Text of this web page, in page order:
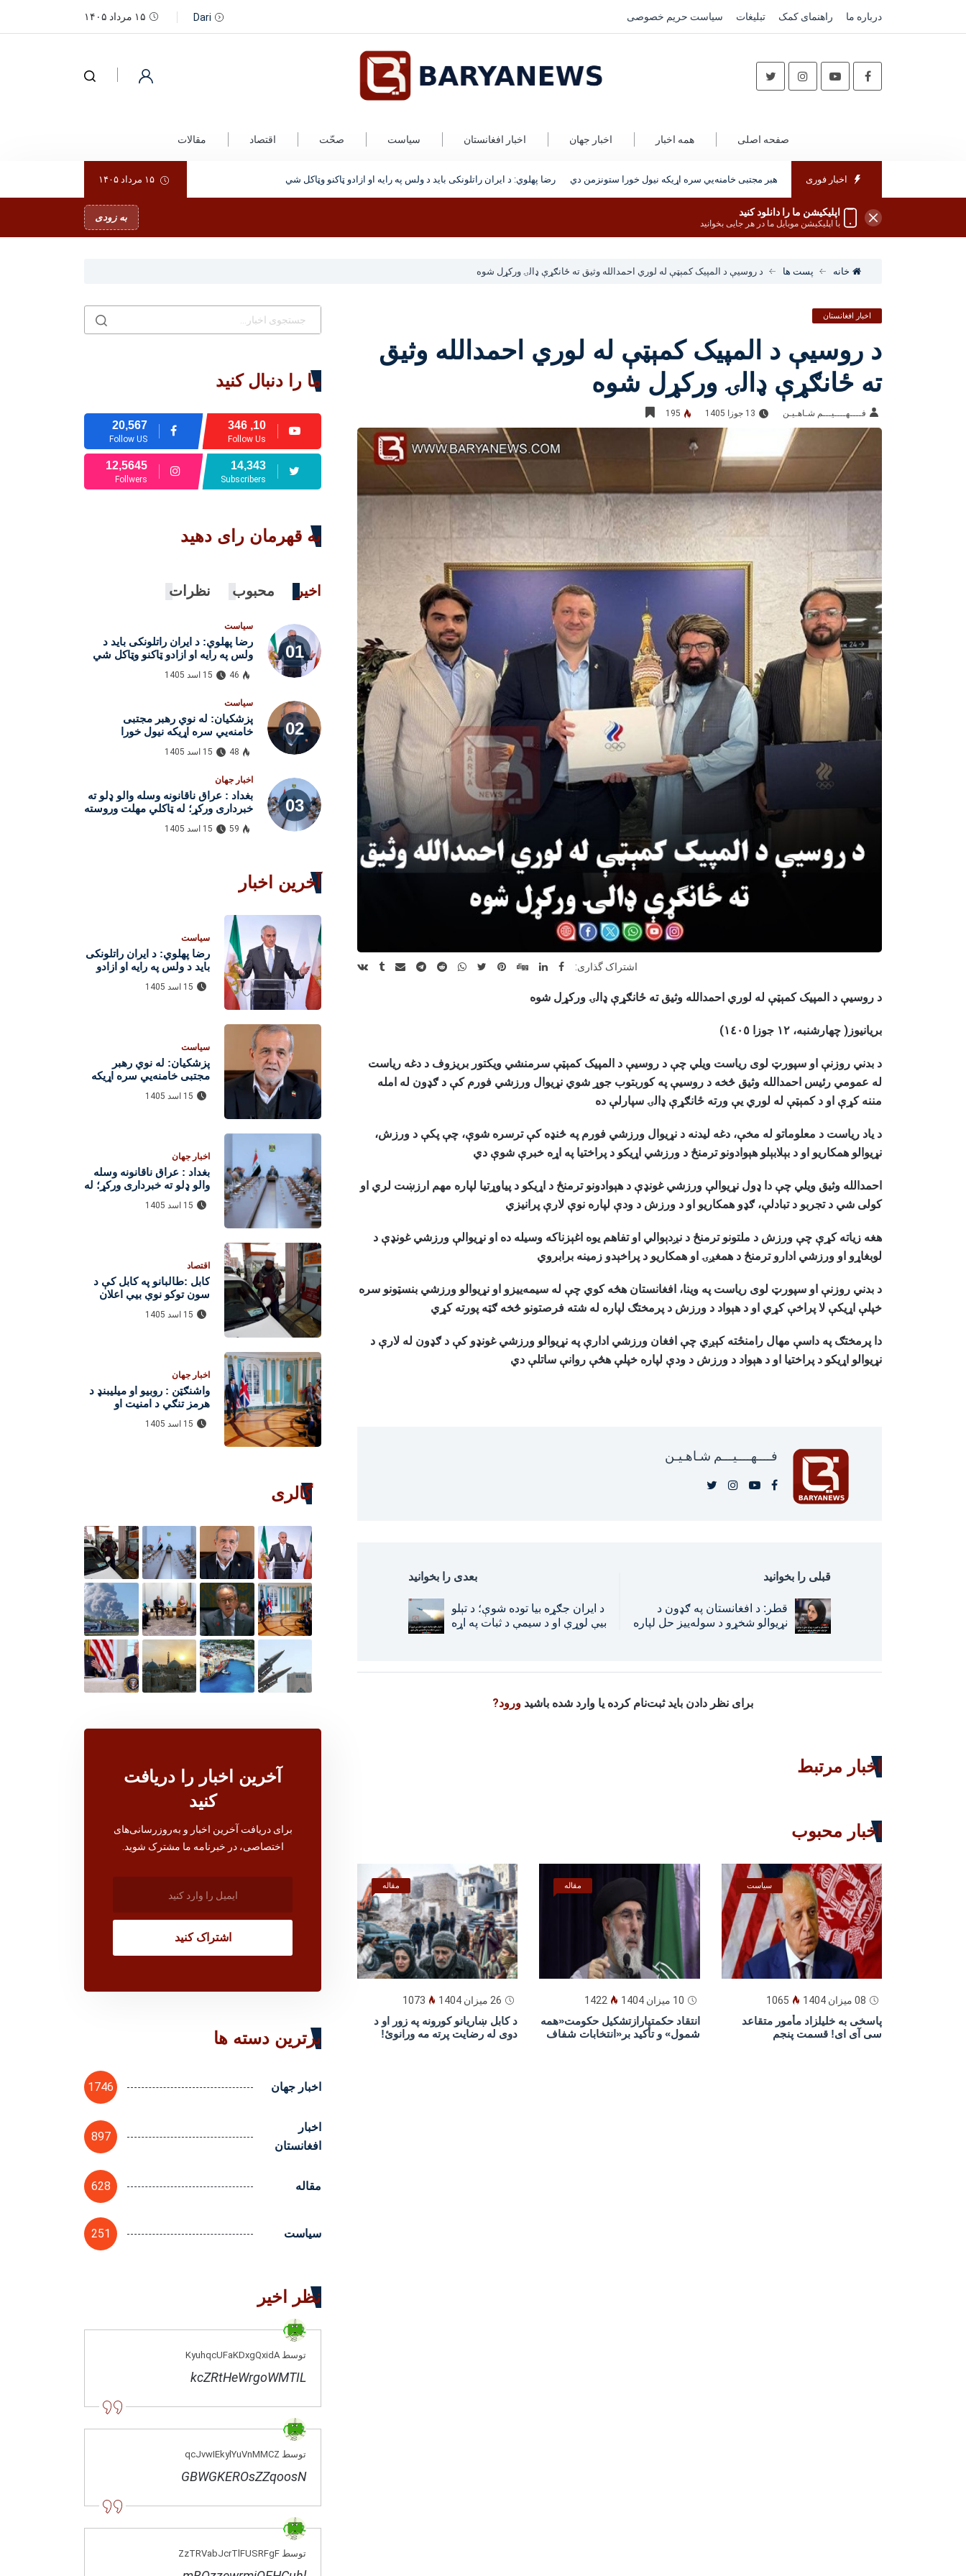
درباره ما راهنمای کمک تبلیغات سیاست حریم خصوصی Dari ۱۵ مرداد ۱۴۰۵
صفحه اصلی همه اخبار اخبار جهان اخبار افغانستان سیاست صحّت اقتصاد مقالات
اخبار فوری رضا پهلوي: د ایران راتلونکی باید د ولس په رایه او ازادو ټاکنو وټاکل شي پزشکیان: له نوي رهبر مجتبی خامنه‌یي سره اړیکه نیول خورا ستونزمن دي ۱۵ مرداد ۱۴۰۵
اپلیکیشن ما را دانلود کنید
با اپلیکیشن موبایل ما در هر جایی بخوانید
به زودی
خانه پست ها د روسیې د المپیک کمېټې له لوري احمدالله وثیق ته ځانګړې ډالۍ ورکړل شوه
اخبار افغانستان
د روسیې د المپیک کمېټې له لوري احمدالله وثیق
ته ځانګړې ډالۍ ورکړل شوه
فــــهــــيـــم شـاهـیـن‎‎ 13 جوزا 1405 195
اشتراک گذاری:
د روسیې د المپیک کمېټې له لوري احمدالله وثیق ته ځانګړې ډالۍ ورکړل شوه
بریانیوز( چهار شنبه، ۱۲ جوزا ١٤٠٥)
د بدني روزنې او سپورټ لوی ریاست ویلي چې د روسیې د المپیک کمېټې سرمنشي ویکتور بریزوف د دغه ریاست
له عمومي رئیس احمدالله وثیق څخه د روسیې په کوربتوب جوړ شوي نړیوال ورزشي فورم کې د ګډون له امله
مننه کړې او د کمېټې له لوري یې ورته ځانګړې ډالۍ سپارلې ده
د یاد ریاست د معلوماتو له مخې، دغه لیدنه د نړیوال ورزشي فورم په څنډه کې ترسره شوې، چې پکې د ورزش،
نړیوالو همکاریو او د بېلابېلو هېوادونو ترمنځ د ورزشي اړیکو د پراختیا په اړه خبرې شوې دي
احمدالله وثیق ویلي چې دا ډول نړیوالې ورزشي غونډې د هېوادونو ترمنځ د اړیکو د پیاوړتیا لپاره مهم ارزښت لري او
کولی شي د تجربو د تبادلې، ګډو همکاریو او د ورزش د ودې لپاره نوې لارې پرانیزي
هغه زیاته کړې چې ورزش د ملتونو ترمنځ د نږدېوالي او تفاهم یوه اغېزناکه وسیله ده او نړیوالې ورزشي غونډې د
لوبغاړو او ورزشي ادارو ترمنځ د همغږۍ او همکاریو د پراخېدو زمینه برابروي
د بدني روزنې او سپورټ لوی ریاست په وینا، افغانستان هڅه کوي چې له سیمه‌ییزو او نړیوالو ورزشي بنسټونو سره
خپلې اړیکې لا پراخې کړي او د هېواد د ورزش د پرمختګ لپاره له شته فرصتونو څخه ګټه پورته کړي
دا پرمختګ په داسې مهال رامنځته کېږي چې افغان ورزشي ادارې په نړیوالو ورزشي غونډو کې د ګډون له لارې د
نړیوالو اړیکو د پراختیا او د هېواد د ورزش د ودې لپاره خپلې هڅې روانې ساتلې دي
فــــهــــيـــم شـاهـیـن‎‎
قبلی را بخوانید
قطر: د افغانستان په ګډون د
نړیوالو شخړو د سوله‌ییز حل لپاره
بعدی را بخوانید
د ایران جګړه بیا توده شوې؛ د تېلو
بیې لوړې او د سیمې د ثبات په اړه
برای نظر دادن باید ثبت‌نام کرده یا وارد شده باشیدورود?
اخبار مرتبط
اخبار محبوب
سیاست
08 میزان 1404 1065
پاسخى به خليلزاد مأمور متقاعد
سى آى اى! قسمت پنجم
مقاله
10 میزان 1404 1422
انتقاد حکمتیارازتشکیل حکومت«همه
شمول» و تأکید بر«انتخابات شفاف
مقاله
26 میزان 1404 1073
د كابل ښاريانو كورونه په زور او د
دوى له رضايت پرته مه ورانوئ!
ما را دنبال کنید
20,567
Follow US
10, 346
Follow Us
12,5645
Follwers
14,343
Subscribers
به قهرمان رای دهید
اخیر محبوب نظرات
سیاست
رضا پهلوي: د ایران راتلونکی باید د
ولس په رایه او ازادو ټاکنو وټاکل شي
46 15 اسد 1405
سیاست
پزشکیان: له نوي رهبر مجتبی
خامنه‌یي سره اړیکه نیول خورا
48 15 اسد 1405
اخبار جهان
بغداد : عراق ناقانونه وسله‌ والو ډلو ته
خبرداری ورکړ؛ له ټاکلي مهلت وروسته
59 15 اسد 1405
آخرین اخبار
سیاست
رضا پهلوي: د ایران راتلونکی
باید د ولس په رایه او ازادو
ټاکنو وټاکل شي
15 اسد 1405
سیاست
پزشکیان: له نوي رهبر
مجتبی خامنه‌یي سره اړیکه
نیول خورا ستونزمن دي
15 اسد 1405
اخبار جهان
بغداد : عراق ناقانونه وسله‌
والو ډلو ته خبرداری ورکړ؛ له
ټاکلي مهلت وروسته به د
ترهګرۍ ضد قانون پلی شي
15 اسد 1405
اقتصاد
کابل :طالبانو په کابل کې د
سون توکو نوې بیې اعلان
کړې؛ د پټرولو او ډیزلو
نرخونه وټاکل شول
15 اسد 1405
اخبار جهان
واشنګټن : روبیو او میلیبنډ د
هرمز تنګي د امنیت او
سیمه‌ییز ثبات په اړه خبرې
وکړې
15 اسد 1405
گالری
آخرین اخبار را دریافت
کنید
برای دریافت آخرین اخبار و به‌روزرسانی‌های
اختصاصی، در خبرنامه ما مشترک شوید.
اشتراک کنید
برترین دسته ها
اخبار جهان 1746
اخبار
افغانستان
897
مقاله 628
سیاست 251
نظر اخیر
توسط KyuhqcUFaKDxgQxidA
kcZRtHeWrgoWMTIL
توسط qcJvwIEkylYuVnMMCZ
GBWGKEROsZZqoosN
توسط ZzTRVabJcrTlFUSRFgF